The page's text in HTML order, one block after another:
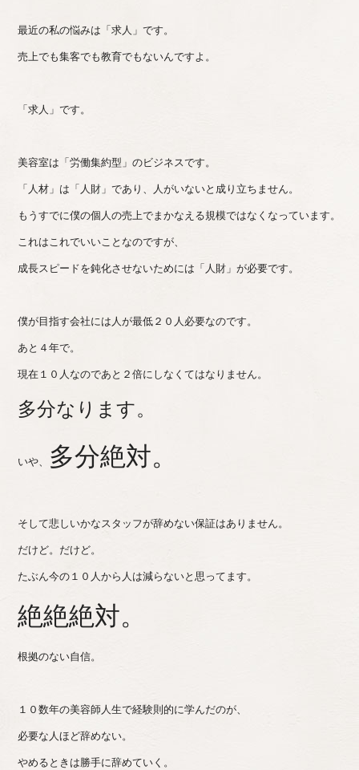
最近の私の悩みは「求人」です。
売上でも集客でも教育でもないんですよ。
「求人」です。
美容室は「労働集約型」のビジネスです。
「人材」は「人財」であり、人がいないと成り立ちません。
もうすでに僕の個人の売上でまかなえる規模ではなくなっています。
これはこれでいいことなのですが、
成長スピードを鈍化させないためには「人財」が必要です。
僕が目指す会社には人が最低２０人必要なのです。
あと４年で。
現在１０人なのであと２倍にしなくてはなりません。
多分なります。
いや、 多分絶対。
そして悲しいかなスタッフが辞めない保証はありません。
だけど。だけど。
たぶん今の１０人から人は減らないと思ってます。
絶絶絶対。
根拠のない自信。
１０数年の美容師人生で経験則的に学んだのが、
必要な人ほど辞めない。
やめるときは勝手に辞めていく。